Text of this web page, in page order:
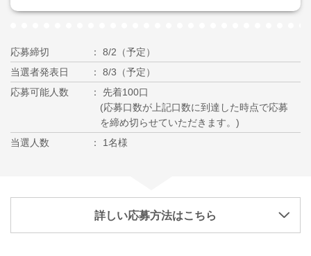
応募締切
8/2（予定）
当選者発表日
8/3（予定）
応募可能人数
先着100口
(応募口数が上記口数に到達した時点で応募
を締め切らせていただきます。)
当選人数
1名様
詳しい応募方法はこちら